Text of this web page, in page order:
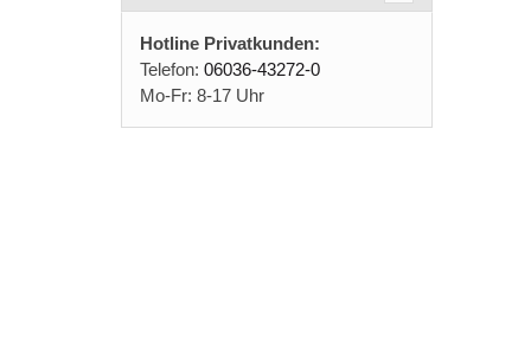
Hotline Privatkunden:
Telefon: 06036-43272-0
Mo-Fr: 8-17 Uhr